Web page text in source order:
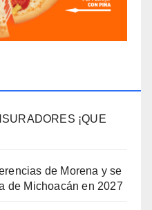
¡QUE
de Morena y se
de Michoacán en 2027